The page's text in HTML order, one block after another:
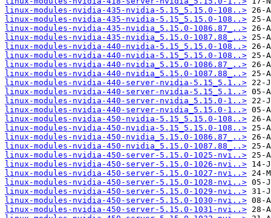
linux-modules-nvidia-435-nvidia-5.15_5.15.0-108..>
linux-modules-nvidia-435-nvidia-5.15_5.15.0-108..>
linux-modules-nvidia-435-nvidia_5.15.0-1086.87_..>
linux-modules-nvidia-435-nvidia_5.15.0-1087.88_..>
linux-modules-nvidia-440-nvidia-5.15_5.15.0-108..>
linux-modules-nvidia-440-nvidia-5.15_5.15.0-108..>
linux-modules-nvidia-440-nvidia_5.15.0-1086.87_..>
linux-modules-nvidia-440-nvidia_5.15.0-1087.88_..>
linux-modules-nvidia-440-server-nvidia-5.15_5.1..>
linux-modules-nvidia-440-server-nvidia-5.15_5.1..>
linux-modules-nvidia-440-server-nvidia_5.15.0-1..>
linux-modules-nvidia-440-server-nvidia_5.15.0-1..>
linux-modules-nvidia-450-nvidia-5.15_5.15.0-108..>
linux-modules-nvidia-450-nvidia-5.15_5.15.0-108..>
linux-modules-nvidia-450-nvidia_5.15.0-1086.87_..>
linux-modules-nvidia-450-nvidia_5.15.0-1087.88_..>
linux-modules-nvidia-450-server-5.15.0-1025-nvi..>
linux-modules-nvidia-450-server-5.15.0-1026-nvi..>
linux-modules-nvidia-450-server-5.15.0-1027-nvi..>
linux-modules-nvidia-450-server-5.15.0-1028-nvi..>
linux-modules-nvidia-450-server-5.15.0-1029-nvi..>
linux-modules-nvidia-450-server-5.15.0-1030-nvi..>
linux-modules-nvidia-450-server-5.15.0-1031-nvi..>